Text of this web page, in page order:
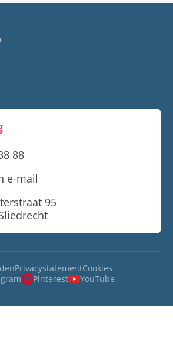
88
e-mail
95
PrivacystatementCookies
Pinterest
YouTube